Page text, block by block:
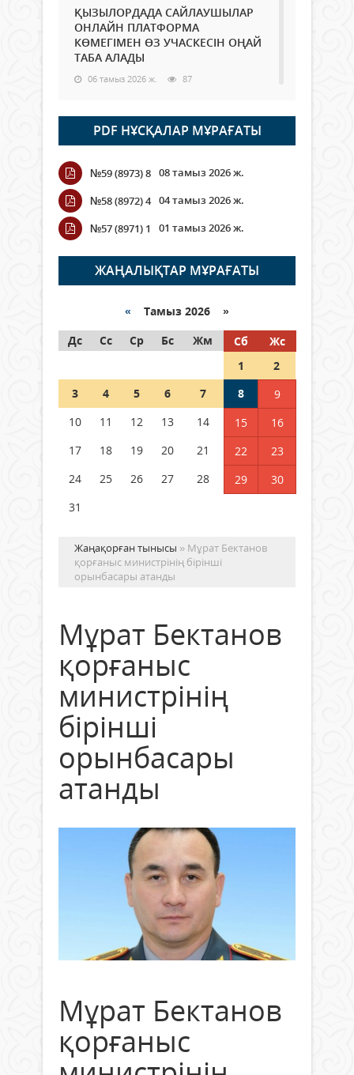
ҚЫЗЫЛОРДАДА САЙЛАУШЫЛАР
ОНЛАЙН ПЛАТФОРМА
КӨМЕГІМЕН ӨЗ УЧАСКЕСІН ОҢАЙ
ТАБА АЛАДЫ
06 тамыз 2026 ж. 87
Open Air: Қызылорда облысы
полиция департаменті 20
мыңнан астам көрерменнің
қауіпсіздігін қамтамасыз етті
06 тамыз 2026 ж.
Wi-Fi ҚАБЫРҒА АРҚЫЛЫ ҚАЛАЙ
ӨТЕДІ?
06 тамыз 2026 ж. 265
граждане Казахстана,
05 тамыз 2026 ж. 146
Шетелде жүрген Қазақстан
азаматтары қалай дауыс бере
PDF НҰСҚАЛАР МҰРАҒАТЫ
№59 (8973) 8 08 тамыз 2026 ж.
№58 (8972) 4 04 тамыз 2026 ж.
№57 (8971) 1
01 тамыз 2026 ж.
ЖАҢАЛЫҚТАР МҰРАҒАТЫ
« Тамыз 2026 »
Дс
Сс Ср Бс Жм Сб
Жс
1
2
3
4 5 6 7 8
9
10
11 12 13 14 15
16
17
18 19 20 21 22
23
24
25 26 27 28 29
30
31
Жаңақорған тынысы » Мұрат Бектанов
қорғаныс министрінің бірінші
орынбасары атанды
Мұрат Бектанов
қорғаныс
министрінің
бірінші
орынбасары
атанды
Мұрат Бектанов
қорғаныс